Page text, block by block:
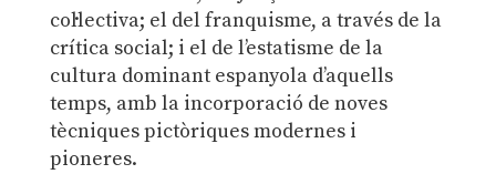
col·lectiva; el del franquisme, a través de la
crítica social; i el de l’estatisme de la
cultura dominant espanyola d’aquells
temps, amb la incorporació de noves
tècniques pictòriques modernes i
pioneres.